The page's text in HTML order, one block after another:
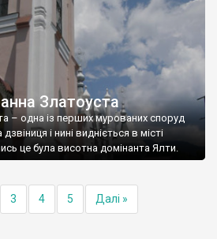
Златоуста
– одна із перших мурованих споруд
і нині видніється в місті
це була висотна домінанта Ялти.
3 4 5 Далі »